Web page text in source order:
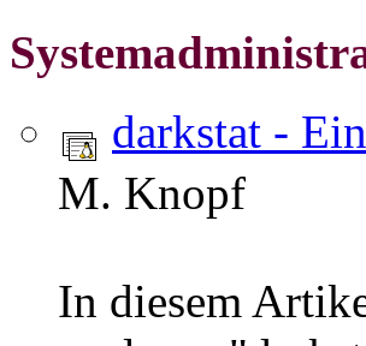
darkstat -
M. Knopf
In diesem